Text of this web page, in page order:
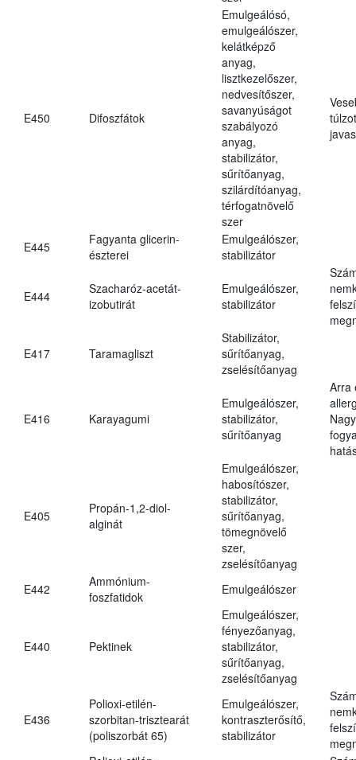
E450 Difoszfátok
Emulgeálósó,
emulgeálószer,
kelátképző
anyag,
lisztkezelőszer,
nedvesítőszer,
savanyúságot
szabályozó
anyag,
stabilizátor,
sűrítőanyag,
szilárdítóanyag,
térfogatnövelő
szer
E445
Fagyanta glicerin-
észterei
Emulgeálószer,
stabilizátor
E444
Szacharóz-acetát-
izobutirát
Emulgeálószer,
stabilizátor
E417 Taramagliszt
Stabilizátor,
sűrítőanyag,
zselésítőanyag
E416 Karayagumi
Emulgeálószer,
stabilizátor,
sűrítőanyag
Arra
E405
Propán-1,2-diol-
alginát
Emulgeálószer,
habosítószer,
stabilizátor,
sűrítőanyag,
tömegnövelő
szer,
zselésítőanyag
E442
Ammónium-
foszfatidok
Emulgeálószer
E440 Pektinek
Emulgeálószer,
fényezőanyag,
stabilizátor,
sűrítőanyag,
zselésítőanyag
E436
Polioxi-etilén-
szorbitan-trisztearát
(poliszorbát 65)
Emulgeálószer,
kontraszterősítő,
stabilizátor